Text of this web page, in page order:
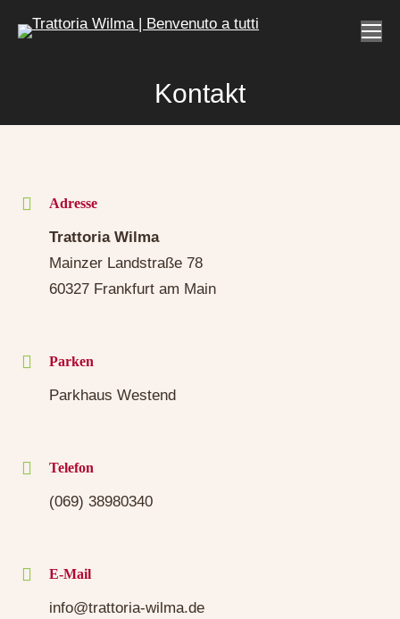
Kontakt
Sie befinden sich hier:
Adresse
Trattoria Wilma
Mainzer Landstraße 78
60327 Frankfurt am Main
Parken
Parkhaus Westend
Telefon
(069) 38980340
E-Mail
info@trattoria-wilma.de